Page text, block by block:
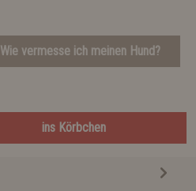
Wie vermesse ich meinen Hund?
ins Körbchen